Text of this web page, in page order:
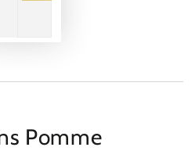
Pomme